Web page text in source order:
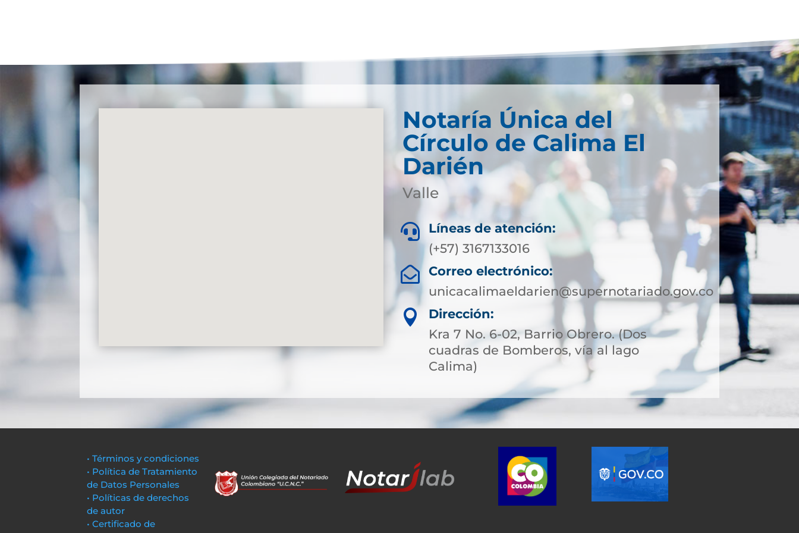
Notaría Única del
Círculo de Calima El
Darién
Valle

Líneas de atención:
(+57) 3167133016

Correo electrónico:
unicacalimaeldarien@supernotariado.gov.co

Dirección:
Kra 7 No. 6-02, Barrio Obrero. (Dos
cuadras de Bomberos, vía al lago
Calima)
• Términos y condiciones
• Política de Tratamiento
de Datos Personales
• Políticas de derechos
de autor
• Certificado de